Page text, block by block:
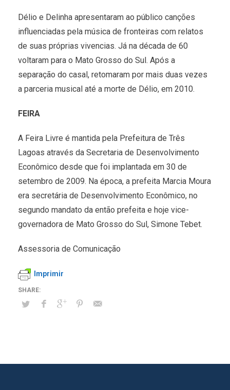
Délio e Delinha apresentaram ao público canções
influenciadas pela música de fronteiras com relatos
de suas próprias vivencias. Já na década de 60
voltaram para o Mato Grosso do Sul. Após a
separação do casal, retomaram por mais duas vezes
a parceria musical até a morte de Délio, em 2010.
FEIRA
A Feira Livre é mantida pela Prefeitura de Três
Lagoas através da Secretaria de Desenvolvimento
Econômico desde que foi implantada em 30 de
setembro de 2009. Na época, a prefeita Marcia Moura
era secretária de Desenvolvimento Econômico, no
segundo mandato da então prefeita e hoje vice-
governadora de Mato Grosso do Sul, Simone Tebet.
Assessoria de Comunicação
Imprimir